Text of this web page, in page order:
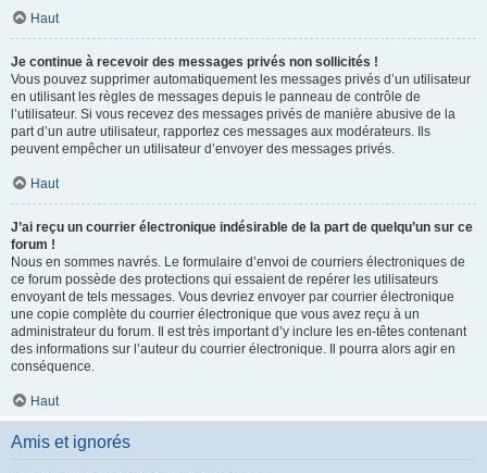
Haut
Je continue à recevoir des messages privés non sollicités !
Vous pouvez supprimer automatiquement les messages privés d’un utilisateur
en utilisant les règles de messages depuis le panneau de contrôle de
l’utilisateur. Si vous recevez des messages privés de manière abusive de la
part d’un autre utilisateur, rapportez ces messages aux modérateurs. Ils
peuvent empêcher un utilisateur d’envoyer des messages privés.
Haut
J’ai reçu un courrier électronique indésirable de la part de quelqu’un sur ce
forum !
Nous en sommes navrés. Le formulaire d’envoi de courriers électroniques de
ce forum possède des protections qui essaient de repérer les utilisateurs
envoyant de tels messages. Vous devriez envoyer par courrier électronique
une copie complète du courrier électronique que vous avez reçu à un
administrateur du forum. Il est très important d’y inclure les en-têtes contenant
des informations sur l’auteur du courrier électronique. Il pourra alors agir en
conséquence.
Haut
Amis et ignorés